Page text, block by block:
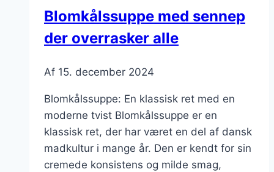
Blomkålssuppe med sennep
der overrasker alle
Af 15. december 2024
Blomkålssuppe: En klassisk ret med en
moderne tvist Blomkålssuppe er en
klassisk ret, der har været en del af dansk
madkultur i mange år. Den er kendt for sin
cremede konsistens og milde smag,